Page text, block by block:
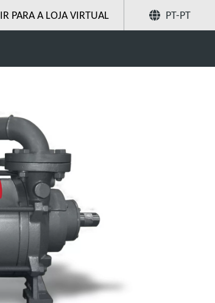
IR PARA A LOJA VIRTUAL PT-PT
Partilhar